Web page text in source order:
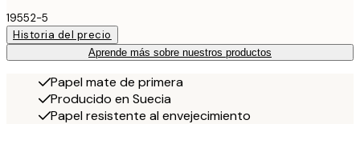
19552-5
Historia del precio
Aprende más sobre nuestros productos
Papel mate de primera
Producido en Suecia
Papel resistente al envejecimiento